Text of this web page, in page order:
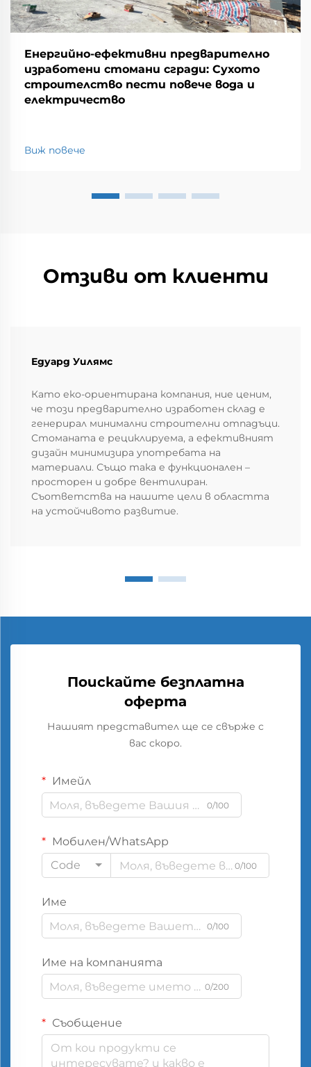
Енергийно-ефективни предварително
изработени стомани сгради: Сухото
строителство пести повече вода и
електричество
Виж повече
Отзиви от клиенти
Едуард Уилямс
Като еко-ориентирана компания, ние ценим,
че този предварително изработен склад е
генерирал минимални строителни отпадъци.
Стоманата е рециклируема, а ефективният
дизайн минимизира употребата на
материали. Също така е функционален –
просторен и добре вентилиран.
Съответства на нашите цели в областта
на устойчивото развитие.
Поискайте безплатна
оферта
Нашият представител ще се свърже с
вас скоро.
Имейл
0/100
Мобилен/WhatsApp
Code
0/100
Име
0/100
Име на компанията
0/200
Съобщение